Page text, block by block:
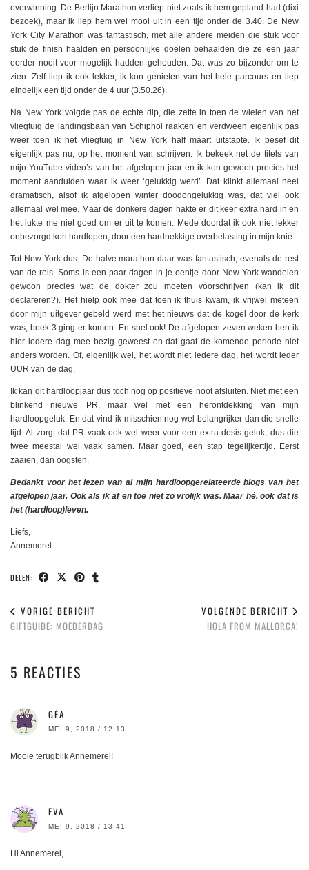
overwinning. De Berlijn Marathon verliep niet zoals ik hem gepland had (dixi
bezoek), maar ik liep hem wel mooi uit in een tijd onder de 3.40. De New
York City Marathon was fantastisch, met alle andere meiden die stuk voor
stuk de finish haalden en persoonlijke doelen behaalden die ze een jaar
eerder nooit voor mogelijk hadden gehouden. Dat was zo bijzonder om te
zien. Zelf liep ik ook lekker, ik kon genieten van het hele parcours en liep
eindelijk een tijd onder de 4 uur (3.50.26).
Na New York volgde pas de echte dip, die zette in toen de wielen van het
vliegtuig de landingsbaan van Schiphol raakten en verdween eigenlijk pas
weer toen ik het vliegtuig in New York half maart uitstapte. Ik besef dit
eigenlijk pas nu, op het moment van schrijven. Ik bekeek net de titels van
mijn YouTube video’s van het afgelopen jaar en ik kon gewoon precies het
moment aanduiden waar ik weer ‘gelukkig werd’. Dat klinkt allemaal heel
dramatisch, alsof ik afgelopen winter doodongelukkig was, dat viel ook
allemaal wel mee. Maar de donkere dagen hakte er dit keer extra hard in en
het lukte me niet goed om er uit te komen. Mede doordat ik ook niet lekker
onbezorgd kon hardlopen, door een hardnekkige overbelasting in mijn knie.
Tot New York dus. De halve marathon daar was fantastisch, evenals de rest
van de reis. Soms is een paar dagen in je eentje door New York wandelen
gewoon precies wat de dokter zou moeten voorschrijven (kan ik dit
declareren?). Het hielp ook mee dat toen ik thuis kwam, ik vrijwel meteen
door mijn uitgever gebeld werd met het nieuws dat de kogel door de kerk
was, boek 3 ging er komen. En snel ook! De afgelopen zeven weken ben ik
hier iedere dag mee bezig geweest en dat gaat de komende periode niet
anders worden. Of, eigenlijk wel, het wordt niet iedere dag, het wordt ieder
UUR van de dag.
Ik kan dit hardloopjaar dus toch nog op positieve noot afsluiten. Niet met een
blinkend nieuwe PR, maar wel met een herontdekking van mijn
hardloopgeluk. En dat vind ik misschien nog wel belangrijker dan die snelle
tijd. Al zorgt dat PR vaak ook wel weer voor een extra dosis geluk, dus die
twee meestal wel vaak samen. Maar goed, een stap tegelijkertijd. Eerst
zaaien, dan oogsten.
Bedankt voor het lezen van al mijn hardloopgerelateerde blogs van het
afgelopen jaar. Ook als ik af en toe niet zo vrolijk was. Maar hé, ook dat is
het (hardloop)leven.
Liefs,
Annemerel
DELEN:
VORIGE BERICHT
GIFTGUIDE: MOEDERDAG
VOLGENDE BERICHT
HOLA FROM MALLORCA!
5 REACTIES
GÉA
MEI 9, 2018 / 12:13
Mooie terugblik Annemerel!
EVA
MEI 9, 2018 / 13:41
Hi Annemerel,